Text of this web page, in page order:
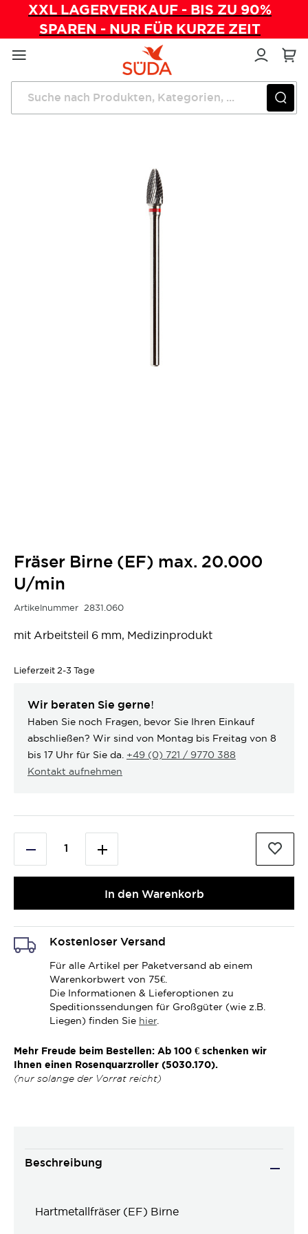
XXL LAGERVERKAUF - BIS ZU 90%
SPAREN - NUR FÜR KURZE ZEIT
Direkt
zum
Inhalt
Startseite Instrumente Fräser Birne (EF) max. 20.000 U/min
Fräser Birne (EF) max. 20.000
U/min
Artikelnummer 2831.060
mit Arbeitsteil 6 mm, Medizinprodukt
Lieferzeit 2-3 Tage
Wir beraten Sie gerne!
Haben Sie noch Fragen, bevor Sie Ihren Einkauf
abschließen? Wir sind von Montag bis Freitag von 8
bis 17 Uhr für Sie da. +49 (0) 721 / 9770 388
Kontakt aufnehmen
In den Warenkorb
Kostenloser Versand
Für alle Artikel per Paketversand ab einem
Warenkorbwert von 75€.
Die Informationen & Lieferoptionen zu
Speditionssendungen für Großgüter (wie z.B.
Liegen) finden Sie hier.
Mehr Freude beim Bestellen: Ab 100 € schenken wir
Ihnen einen Rosenquarzroller (5030.170).
(nur solange der Vorrat reicht)
Beschreibung
Hartmetallfräser (EF) Birne